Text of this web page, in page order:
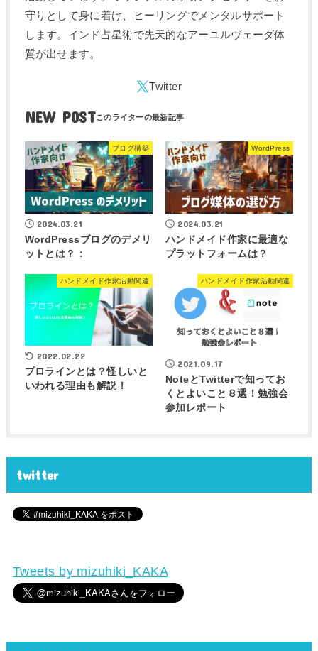
守りとして身に着け、ヒーリングでメンタルサポート
します。インド占星術で先天的なアーユルヴェーダ体
質が出せます。
NEW POST
ブログ構築
2024.03.21
WordPressブログのデメリ
ットとは？：
WordPress
2024.03.21
ハンドメイド作家に最適な
プラットフォームは？
ハンドメイド作家活動関連
2022.02.22
プロラインとは？怪しいと
いわれる理由も解説！
ハンドメイド作家活動関連
2021.09.17
NoteとTwitterで知ってお
くとよいこと８選！勉強会
参加レポート
twitter
Tweets by mizuhiki_KAKA